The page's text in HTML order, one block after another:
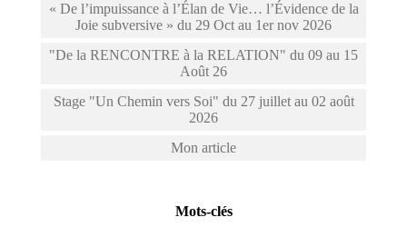
« De l’impuissance à l’Élan de Vie… l’Évidence de la
Joie subversive » du 29 Oct au 1er nov 2026
"De la RENCONTRE à la RELATION" du 09 au 15
Août 26
Stage "Un Chemin vers Soi" du 27 juillet au 02 août
2026
Mon article
Mots-clés